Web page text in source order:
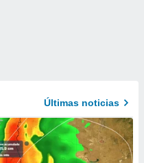
Últimas noticias